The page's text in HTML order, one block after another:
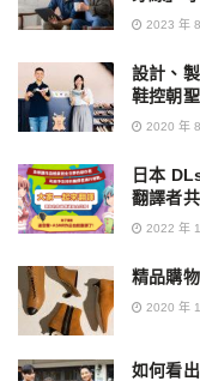
2023 年
設計、
鞋控朝聖
2020 年
日本
翻譯者
2022 年
精品購
2020 年
如何看